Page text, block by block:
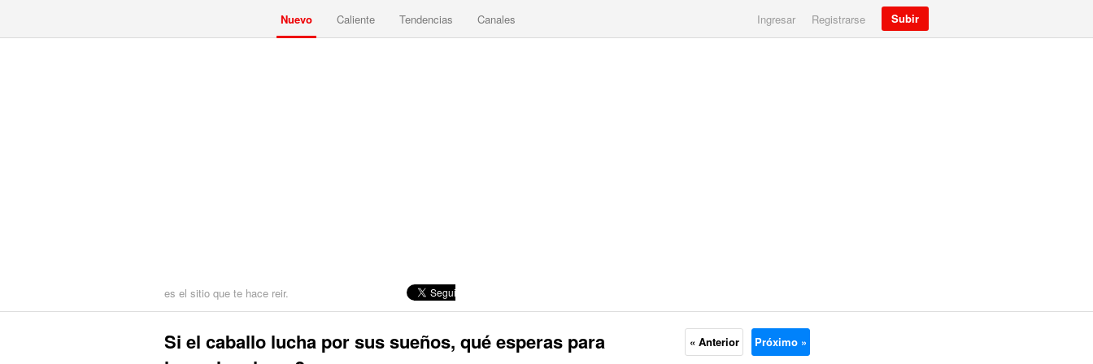
Nuevo Caliente Tendencias Canales Ingresar Registrarse Subir
es el sitio que te hace reir.
Si el caballo lucha por sus sueños, qué esperas para
« Anterior Próximo »